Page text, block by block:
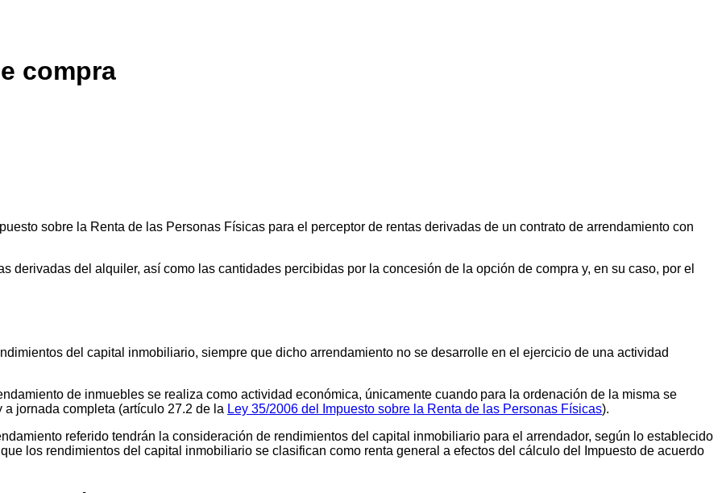
compra
sobre la Renta de las Personas Físicas para el perceptor de rentas derivadas de un contrato de arrendamiento con
derivadas del alquiler, así como las cantidades percibidas por la concesión de la opción de compra y, en su caso, por el
del capital inmobiliario, siempre que dicho arrendamiento no se desarrolle en el ejercicio de una actividad
de inmuebles se realiza como actividad económica, únicamente cuando para la ordenación de la misma se
jornada completa (artículo 27.2 de la Ley 35/2006 del Impuesto sobre la Renta de las Personas Físicas).
referido tendrán la consideración de rendimientos del capital inmobiliario para el arrendador, según lo establecido
los rendimientos del capital inmobiliario se clasifican como renta general a efectos del cálculo del Impuesto de acuerdo